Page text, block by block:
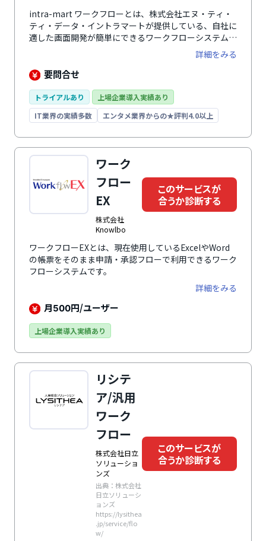
intra-mart ワークフローとは、株式会社エヌ・ティ・
ティ・データ・イントラマートが提供している、自社に
適した画面開発が簡単にできるワークフローシステムで
す。申請用のWeb画面フォームを専用のツールを使うこ
とで簡単に作成することが可能です。データの集計や分
析などの表示画面もドラッグ＆ドロップだけで作成でき
ることができます。多言語機能により英語・中国語が自
動翻訳されるので、海外の拠点でも活用可能。タイムゾ
ーンにも対応しており、利用ユーザーに合わせた日時設
すすめです。
詳細をみる
要問合せ
トライアルあり
上場企業導入実績あり
IT業界の実績多数
エンタメ業界からの★評判4.0以上
ワーク
フロー
EX
株式会社
Knowlbo
このサービスが
合うか診断する
ワークフローEXとは、現在使用しているExcelやWord
の帳票をそのまま申請・承認フローで利用できるワーク
フローシステムです。
詳細をみる
月500円/ユーザー
上場企業導入実績あり
リシテ
ア/汎用
ワーク
フロー
株式会社日立
ソリューショ
ンズ
出典：株式会社
日立ソリューシ
ョンズ
https://lysithea
.jp/service/flo
w/
このサービスが
合うか診断する